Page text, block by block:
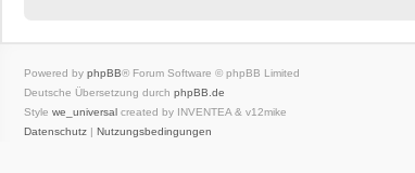
Powered by phpBB® Forum Software © phpBB Limited
Deutsche Übersetzung durch phpBB.de
Style we_universal created by INVENTEA & v12mike
Datenschutz | Nutzungsbedingungen